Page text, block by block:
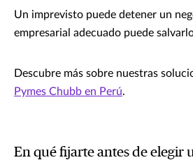
Un imprevisto puede detener un
empresarial adecuado puede
Descubre más sobre nuestras
Pymes Chubb en Perú.
En qué fijarte antes de elegir